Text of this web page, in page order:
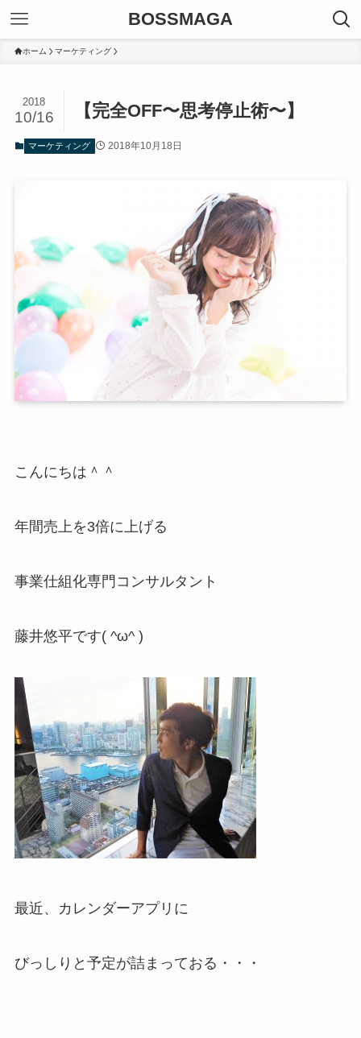
BOSSMAGA
ホーム マーケティング
【完全OFF〜思考停止術〜】
2018
10/16
マーケティング 2018年10月18日
こんにちは＾＾
年間売上を3倍に上げる
事業仕組化専門コンサルタント
藤井悠平です( ^ω^ )
最近、カレンダーアプリに
びっしりと予定が詰まっておる・・・